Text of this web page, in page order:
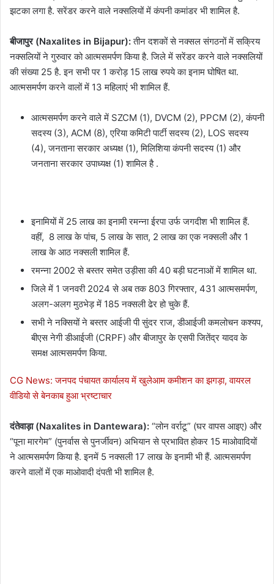
झटका लगा है. सरेंडर करने वाले नक्सलियों में कंपनी कमांडर भी शामिल है.
बीजापुर (Naxalites in Bijapur):तीन दशकों से नक्सल संगठनों में सक्रिय
नक्सलियों ने गुरुवार को आत्मसमर्पण किया है. जिले में सरेंडर करने वाले नक्सलियों
की संख्या 25 है. इन सभी पर 1 करोड़ 15 लाख रुपये का इनाम घोषित था.
आत्मसमर्पण करने वालों में 13 महिलाएं भी शामिल हैं.
आत्मसमर्पण करने वाले में SZCM (1), DVCM (2), PPCM (2), कंपनी
सदस्य (3), ACM (8), एरिया कमिटी पार्टी सदस्य (2), LOS सदस्य
(4), जनताना सरकार अध्यक्ष (1), मिलिशिया कंपनी सदस्य (1) और
जनताना सरकार उपाध्यक्ष (1) शामिल है .
इनामियों में 25 लाख का इनामी रमन्ना ईरपा उर्फ जगदीश भी शामिल हैं.
वहीं, 8 लाख के पांच, 5 लाख के सात, 2 लाख का एक नक्सली और 1
लाख के आठ नक्सली शामिल हैं.
रमन्ना 2002 से बस्तर समेत उड़ीसा की 40 बड़ी घटनाओं में शामिल था.
जिले में 1 जनवरी 2024 से अब तक 803 गिरफ्तार, 431 आत्मसमर्पण,
अलग-अलग मुठभेड़ में 185 नक्सली ढेर हो चुके हैं.
सभी ने नक्सियों ने बस्तर आईजी पी सुंदर राज, डीआईजी कमलोचन कश्यप,
बीएस नेगी डीआईजी (CRPF) और बीजापुर के एसपी जितेंद्र यादव के
समक्ष आत्मसमर्पण किया.
CG News: जनपद पंचायत कार्यालय में खुलेआम कमीशन का झगड़ा, वायरल
वीडियो से बेनकाब हुआ भ्रष्टाचार
दंतेवाड़ा (Naxalites in Dantewara): “लोन वर्राटू” (घर वापस आइए) और
“पूना मारगेम” (पुनर्वास से पुनर्जीवन) अभियान से प्रभावित होकर 15 माओवादियों
ने आत्मसमर्पण किया है. इनमें 5 नक्सली 17 लाख के इनामी भी हैं. आत्मसमर्पण
करने वालों में एक माओवादी दंपती भी शामिल है.